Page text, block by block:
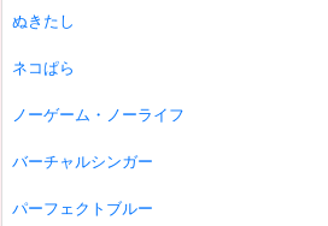
ぬきたし
ネコぱら
ノーゲーム・ノーライフ
バーチャルシンガー
パーフェクトブルー